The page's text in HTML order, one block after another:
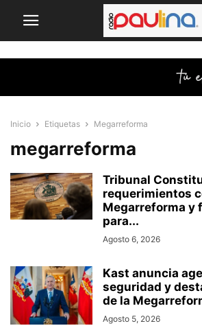
Inicio Etiquetas Megarreforma
megarreforma
Tribunal
requerimientos
Megarreforma y
para...
Agosto 6, 2026
Kast anuncia
seguridad y
de la
Agosto 5, 2026